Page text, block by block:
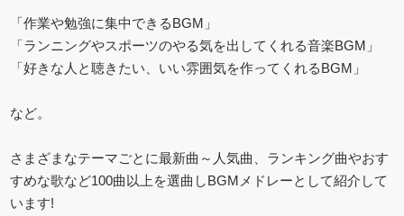
「作業や勉強に集中できるBGM」
「ランニングやスポーツのやる気を出してくれる音楽BGM」
「好きな人と聴きたい、いい雰囲気を作ってくれるBGM」
など。
さまざまなテーマごとに最新曲～人気曲、ランキング曲やおす
すめな歌など100曲以上を選曲しBGMメドレーとして紹介して
います!